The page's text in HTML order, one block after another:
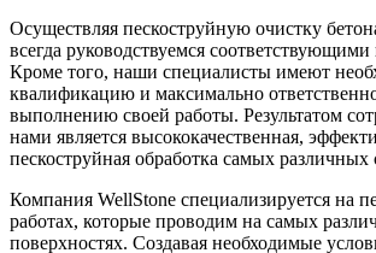
Осуществляя пескоструйную очистку
всегда руководствуемся
Кроме того, наши специалисты имеют
квалификацию и максимально
выполнению своей работы. Результатом
нами является высококачественная,
пескоструйная обработка самых различных
Компания WellStone специализируется на
работах, которые проводим на самых
поверхностях. Создавая необходимые